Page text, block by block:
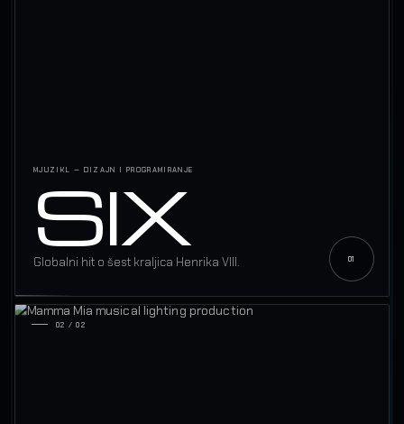
MJUZIKL — DIZAJN I PROGRAMIRANJE
SIX
Globalni hit o šest kraljica Henrika VIII.
02 / 02